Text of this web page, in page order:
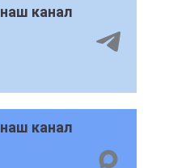
канал
канал